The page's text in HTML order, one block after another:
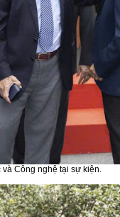
Công nghệ tại sự kiện.